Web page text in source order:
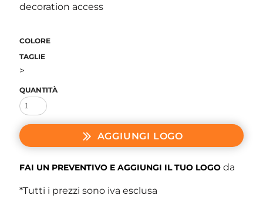
decoration access
COLORE
TAGLIE
>
QUANTITÀ
AGGIUNGI LOGO
FAI UN PREVENTIVO E AGGIUNGI IL TUO LOGO da
*Tutti i prezzi sono iva esclusa